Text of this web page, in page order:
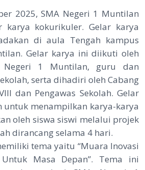
2025, SMA Negeri 1 Muntilan
karya kokurikuler. Gelar karya
di aula Tengah kampus
Gelar karya ini diikuti oleh
Negeri 1 Muntilan, guru dan
serta dihadiri oleh Cabang
dan Pengawas Sekolah. Gelar
untuk menampilkan karya-karya
oleh siswa siswi melalui projek
dirancang selama 4 hari.
tema yaitu “Muara Inovasi
Masa Depan”. Tema ini